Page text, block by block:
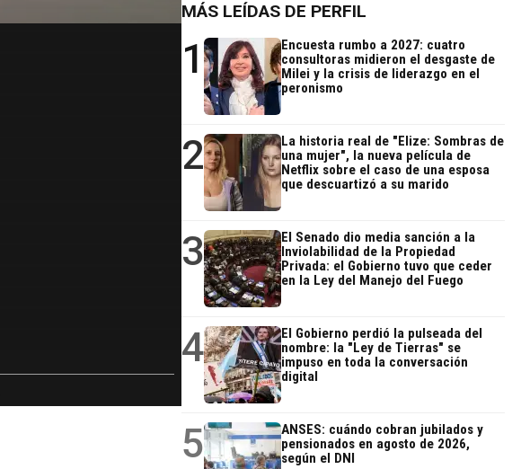
MÁS LEÍDAS DE PERFIL
1
Encuesta rumbo a 2027: cuatro
consultoras midieron el desgaste de
Milei y la crisis de liderazgo en el
peronismo
2
La historia real de "Elize: Sombras de
una mujer", la nueva película de
Netflix sobre el caso de una esposa
que descuartizó a su marido
3
El Senado dio media sanción a la
Inviolabilidad de la Propiedad
Privada: el Gobierno tuvo que ceder
en la Ley del Manejo del Fuego
4
El Gobierno perdió la pulseada del
nombre: la "Ley de Tierras" se
impuso en toda la conversación
digital
5
ANSES: cuándo cobran jubilados y
pensionados en agosto de 2026,
según el DNI